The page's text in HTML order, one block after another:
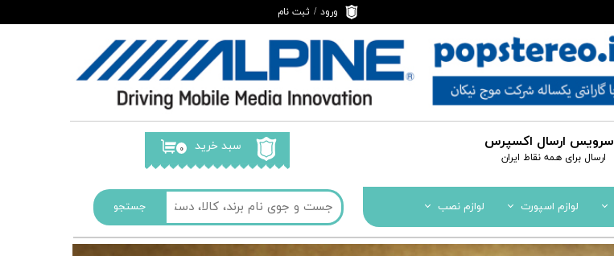
جستجو
سرویس ارسال اکسپرس
​​ارسال برای همه نقاط ایران
ورود / ثبت نام
تغییر گذر واژه
سفارشات
خروج از حساب
۰ سبد خرید
لوازم اسپورت لوازم نصب